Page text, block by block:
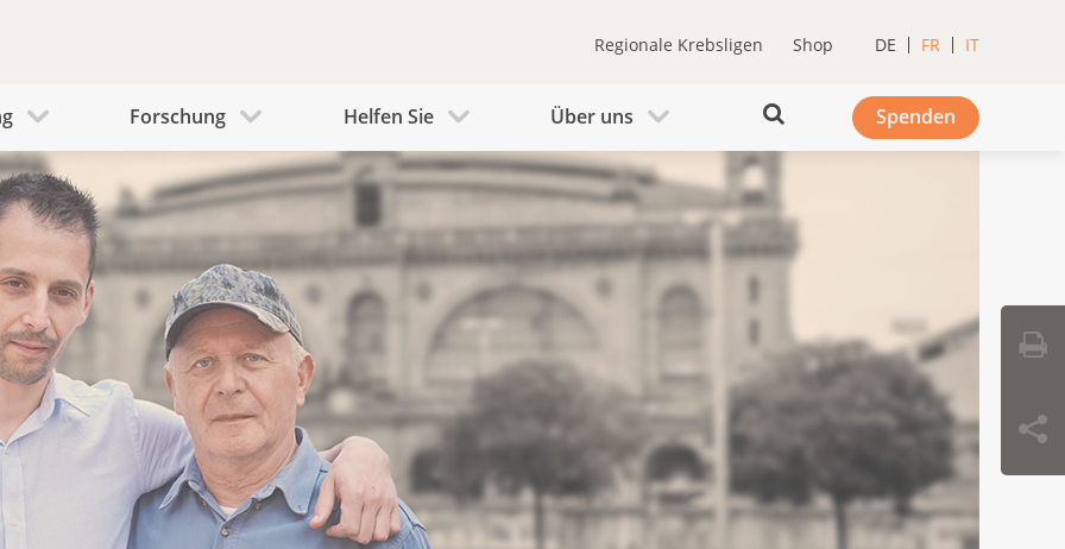
Regionale Krebsligen Shop DE FR IT
Forschung Helfen Sie Über uns Spenden